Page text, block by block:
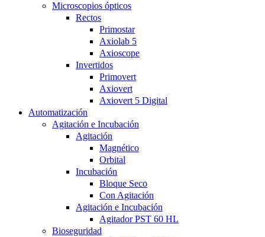
Microscopios ópticos
Rectos
Primostar
Axiolab 5
Axioscope
Invertidos
Primovert
Axiovert
Axiovert 5 Digital
Automatización
Agitación e Incubación
Agitación
Magnético
Orbital
Incubación
Bloque Seco
Con Agitación
Agitación e Incubación
Agitador PST 60 HL
Bioseguridad